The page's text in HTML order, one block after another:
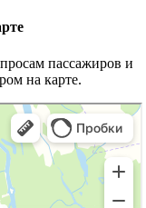
пассажиров и
на карте.